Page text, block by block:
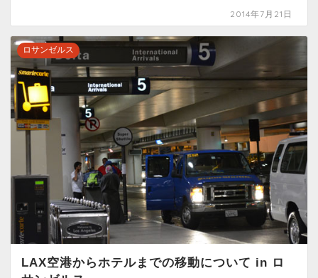
2014年7月21日
ロサンゼルス
LAX空港からホテルまでの移動について in ロ